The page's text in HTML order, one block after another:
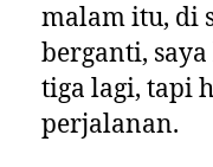
malam itu, di
berganti,
tiga lagi, tapi
perjalanan.